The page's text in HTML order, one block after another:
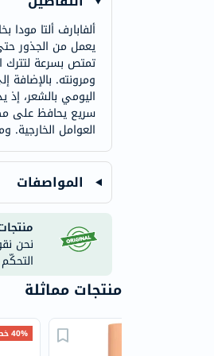
ألفابارف ألتا
يعمل من الجذور
تمتص بسرعة لتترك
ومرونته. بالإضافة
سريع يحافظ على
العوامل
المواصفات
منتجات
نحن
منتجات مماثلة
40% خصم